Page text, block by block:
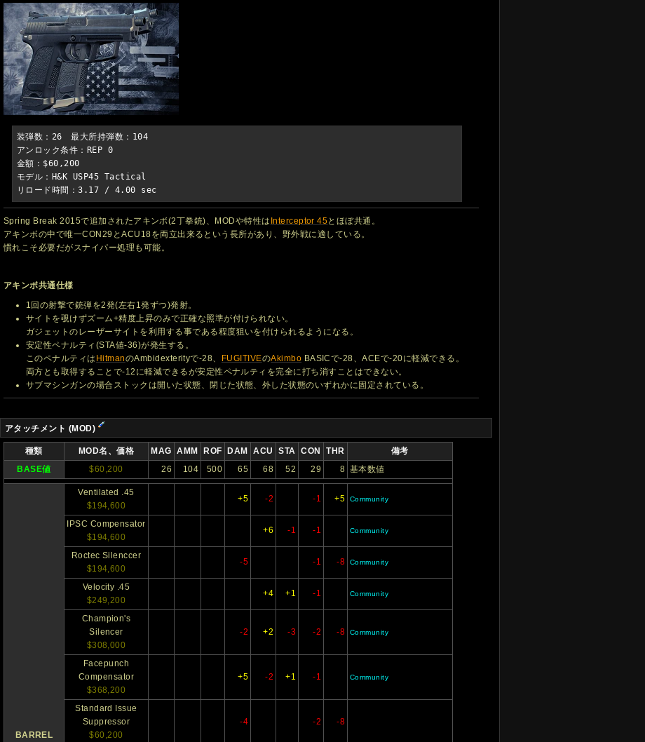
装弾数：26　最大所持弾数：104
アンロック条件：REP 0
金額：$60,200
モデル：H&K USP45 Tactical
リロード時間：3.17 / 4.00 sec
Spring Break 2015で追加されたアキンボ(2丁拳銃)、MODや特性は Interceptor 45とほぼ共通。
アキンボの中で唯一CON29とACU18を両立出来るという長所があり、野外戦に適している。
慣れこそ必要だがスナイパー処理も可能。
アキンボ共通仕様
1回の射撃で銃弾を2発(左右1発ずつ)発射。
サイトを覗けずズーム+精度上昇のみで正確な照準が付けられない。
ガジェットのレーザーサイトを利用する事である程度狙いを付けられるようになる。
安定性ペナルティ(STA値-36)が発生する。
このペナルティは HitmanのAmbidexterityで-28、 FUGITIVEのAkimbo BASICで-28、ACEで-20に軽減できる。
両方とも取得することで-12に軽減できるが安定性ペナルティを完全に打ち消すことはできない。
サブマシンガンの場合ストックは開いた状態、閉じた状態、外した状態のいずれかに固定されている。
アタッチメント (MOD)
種類 MOD名、価格 MAG AMM ROF DAM ACU STA CON THR 備考
BASE値 $60,200 26 104 500 65 68 52 29 8 基本数値
BARREL
Ventilated .45
$194,600
+5 -2 -1 +5 Community
IPSC Compensator
$194,600
+6 -1 -1 Community
Roctec Silenccer
$194,600
-5 -1 -8 Community
Velocity .45
$249,200
+4 +1 -1 Community
Champion's
Silencer
$308,000
-2 +2 -3 -2 -8 Community
Facepunch
Compensator
$368,200
+5 -2 +1 -1 Community
Standard Issue
Suppressor
$60,200
-4 -2 -8